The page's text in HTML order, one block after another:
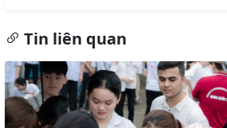
Tin liên quan